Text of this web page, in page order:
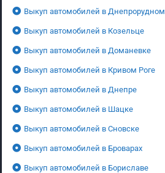
Выкуп автомобилей в Днепрорудном
Выкуп автомобилей в Козельце
Выкуп автомобилей в Доманевке
Выкуп автомобилей в Кривом Роге
Выкуп автомобилей в Днепре
Выкуп автомобилей в Шацке
Выкуп автомобилей в Сновске
Выкуп автомобилей в Броварах
Выкуп автомобилей в Бориславе